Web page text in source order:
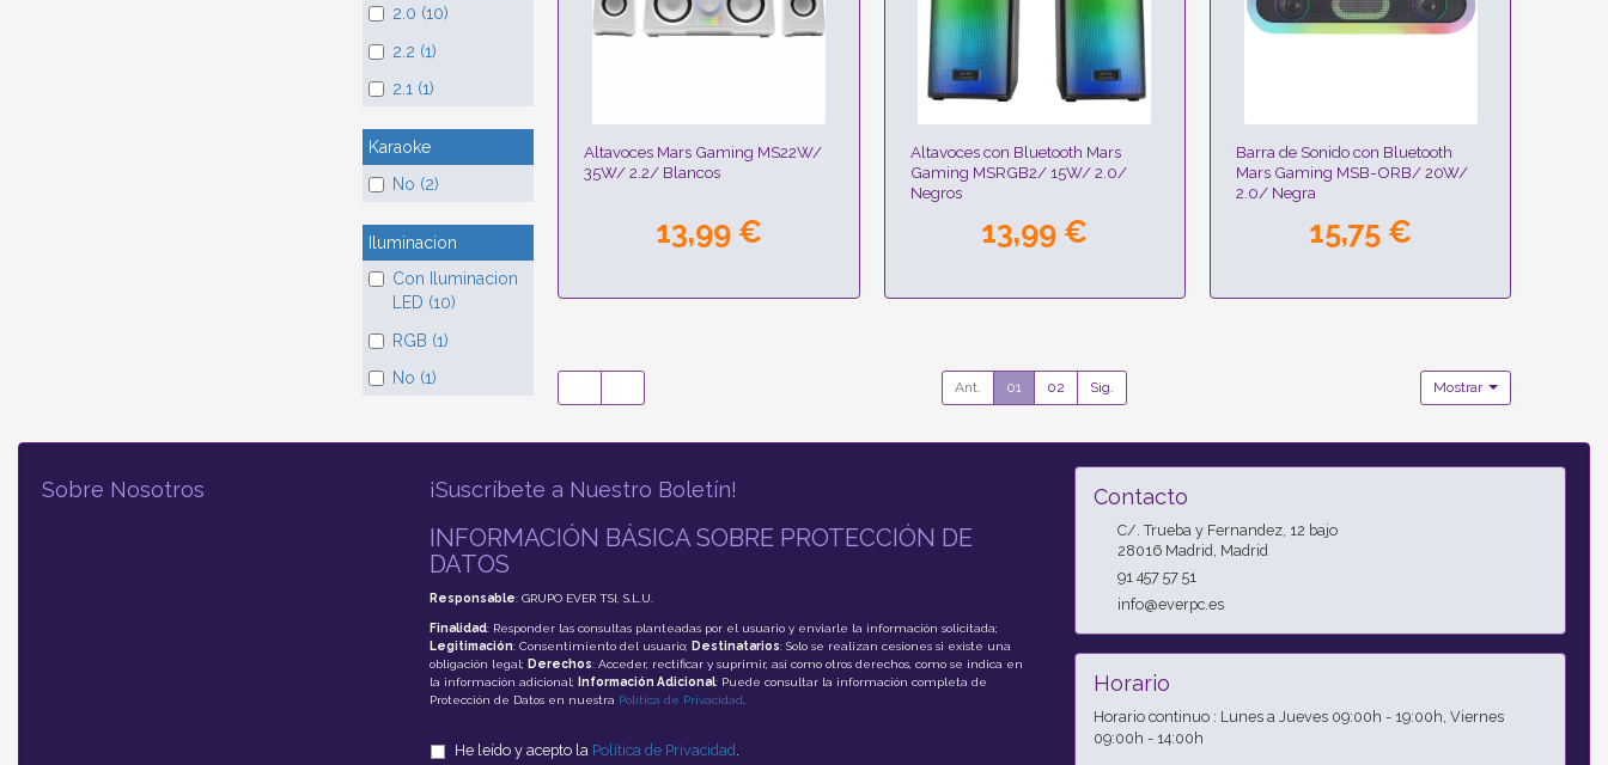
2.0 (10)
2.2 (1)
2.1 (1)
Karaoke
No (2)
Iluminacion
Con Iluminacion
LED (10)
RGB (1)
No (1)
Altavoces Mars Gaming MS22W/
35W/ 2.2/ Blancos
13,99 €
Altavoces con Bluetooth Mars
Gaming MSRGB2/ 15W/ 2.0/
Negros
13,99 €
Barra de Sonido con Bluetooth
Mars Gaming MSB-ORB/ 20W/
2.0/ Negra
15,75 €
Ant. 01 02 Sig. Mostrar
Sobre Nosotros ¡Suscríbete a Nuestro Boletín!
INFORMACIÓN BÁSICA SOBRE PROTECCIÓN DE
DATOS
Responsable: GRUPO EVER TSI, S.L.U.
Finalidad: Responder las consultas planteadas por el usuario y enviarle la información solicitada;
Legitimación: Consentimiento del usuario; Destinatarios: Solo se realizan cesiones si existe una
obligación legal; Derechos: Acceder, rectificar y suprimir, así como otros derechos, como se indica en
la información adicional;
Información Adicional: Puede consultar la información completa de
Protección de Datos en nuestra Política de Privacidad
He leído y acepto la Política de Privacidad .
Contacto
C/. Trueba y Fernandez, 12 bajo
28016 Madrid, Madrid
91 457 57 51
info@everpc.es
Horario
Horario continuo : Lunes a Jueves 09:00h - 19:00h, Viernes
09:00h - 14:00h